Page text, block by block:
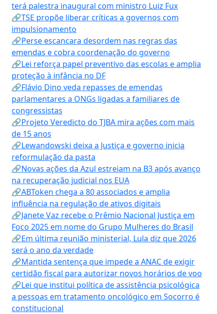
terá palestra inaugural com ministro Luiz Fux
🔗TSE propõe liberar críticas a governos com
impulsionamento
🔗Perse escancara desordem nas regras das
emendas e cobra coordenação do governo
🔗Lei reforça papel preventivo das escolas e amplia
proteção à infância no DF
🔗Flávio Dino veda repasses de emendas
parlamentares a ONGs ligadas a familiares de
congressistas
🔗Projeto Veredicto do TJBA mira ações com mais
de 15 anos
🔗Lewandowski deixa a Justiça e governo inicia
reformulação da pasta
🔗Novas ações da Azul estreiam na B3 após avanço
na recuperação judicial nos EUA
🔗ABToken chega a 80 associados e amplia
influência na regulação de ativos digitais
🔗Janete Vaz recebe o Prêmio Nacional Justiça em
Foco 2025 em nome do Grupo Mulheres do Brasil
🔗Em última reunião ministerial, Lula diz que 2026
será o ano da verdade
🔗Mantida sentença que impede a ANAC de exigir
certidão fiscal para autorizar novos horários de voo
🔗Lei que institui política de assistência psicológica
a pessoas em tratamento oncológico em Socorro é
constitucional